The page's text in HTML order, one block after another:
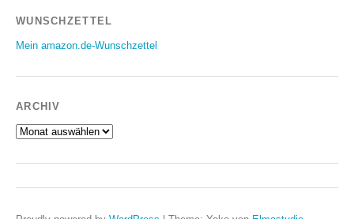
WUNSCHZETTEL
Mein amazon.de-Wunschzettel
ARCHIV
Archiv